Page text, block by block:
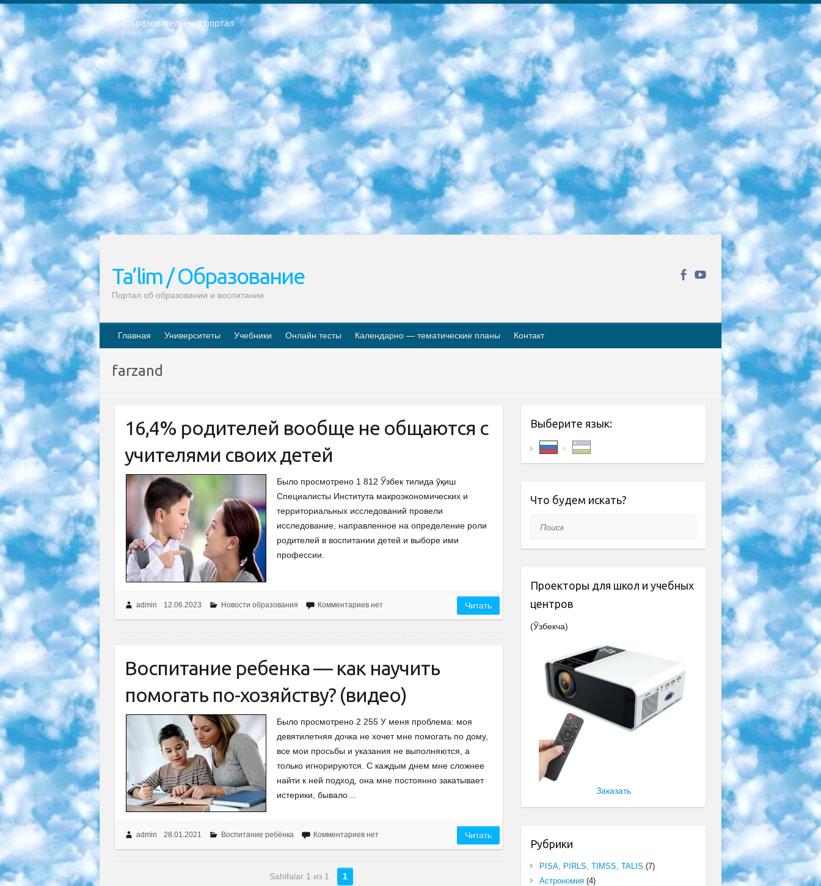
Образовательный портал
РЕСПУБЛИКА УЗБЕКИСТАН МИНИСТРЕРСТВО ДОШКОЛЬНОГО И ШКОЛЬНОГО ОБРАЗОВАНИЯ КОМАНДА в общеобразовательных учреждениях в 2023-2024 учебном году организация и проведение итоговой государственной аттестации обучающихся о Министра дошкольного и школьного образования Республики Узбекистан от 4 марта 2008 года (постановлением Минюста от 20 марта 2008 года № 1778 государственной регистрации) «Итоговое состояние учащихся общего среднего образования на основании положения об утверждении положения об аттестации общего среднего образования выпускной экзамен студентов в образовательных учреждениях в 2023-2024 учебном году В целях организации и прохождения аттестации приказываю: 1. Следующее: перечень предметов, по которым будет проводиться итоговая государственная аттестация и экзамен формы перевода согласно приложению 1; сертификаты международного образца, оценивающие уровень владения иностранными языками перечень согласно приложению 2; 2. Педагогический при специализированных образовательных учреждениях. научно-практический центр квалификации и международной оценки (Д.Давидова) 2024 г. До 25 марта: задания по предметам, по которым будет проводиться итоговая аттестация разработка и утверждение технических условий; итоговая аттестация на основании разработанного предметного задания разработка вопросов по предметам (устно и письменно), экзамен передача; общеобразовательные средние школы и специальные учебные заведения учащиеся выпускных классов школ и интернатов в агентской системе подготовка базы данных экзаменационных материалов и критериев оценки; перевод базы экзаменационных материалов на все языки обучения подать в Республиканский образовательный центр для изготовления; варианты экзаменов на основе разработанных контрольных материалов пусть будут поставлены задачи формирования. 3. Республиканский образовательный центр (Ш.Худайкулов) до 5 апреля 2024 года. до: база данных предоставленных экзаменационных материалов на все языки обучения перевод и экспертиза; для слепых, слабовидящих, глухих, слабослышащих и умственно отсталых детей учащиеся выпускных классов специализированных школ и школ-интернатов база данных экзаменационных материалов на всех преподаваемых языках подготовка критериев оценки; специализированные школы для умственно отсталых детей и технологии для учащихся выпускных классов школ-интернатов разработка соответствующих рекомендаций и критериев проведения ЕГЭ по естествознанию давать задания. 4. Педагогический при специализированных образовательных учреждениях. Научно-практический центр навыков и международной оценки (Д.Давидова), Республика образовательный центр (Худайкулов Ш.) итоговый государственный аттестационный экзамен ориентирован на творческое и логическое мышление при подготовке базы материалов учитывать введение заданий. 5. Следует отметить, что: сертификат государственного образца о знании общеобразовательного предмета и как минимум национальный уровень B1 по предметам на иностранных языках, указанным в Приложении 2. или международно признанный сертификат эквивалентного уровня студенты, изучающие определенный предмет, освобождаются от экзамена; по соответствующим предметам запланирована итоговая государственная аттестация за день до дня, путем жеребьевки Рабочей группой (в письменной форме по предметам, проводимым в форме) из числа сформированных вариантов выбрано 2 варианта; 2 выбранных варианта экзамена анонсированы на официальном сайте министерства и все выпускники по всей стране на основе этих вариантов проводит итоговую государственную аттестацию. 6. Государственное образование учащихся средних общеобразовательных учреждений. знания в соответствии с квалификационными требованиями, которые необходимо приобрести на основании стандартов итоговый (выпускной) контроль для 9 и 11 классов в целях тестирования Экзамены (далее – экзамены) состоят из предметов, перечисленных в приложении 1. будет сделано. 7. Экзамены пройдут с 26 мая по 15 июня 2024 г. (кроме науки физического воспитания). 8. Физическая для учащихся 9 классов общесредних образовательных учреждений. Экзамены по предмету «Образование, квалификация медицина» 1-6 мая 2024 года. сотрудники перевести под присмотр (с отклонениями в физическом или умственном развитии) специализированная школа для детей, школы-интернаты и со сколиозом школы-интернаты санаторного типа для больных детей исключены). 9. Он был слепым, слабовидящим и имел нарушения опорно-двигательного аппарата. экзамены в специализированных школах и интернатах для детей должны проводиться исходя из требований, предъявляемых к общеобразовательным учреждениям (физкультура кроме науки). 10. Специализированная школа для глухих и слабослышащих детей. и экзамены в интернатах и быть реализован в виде письменного теста по математике. 11. Специальность для умственно отсталых детей. Для 9 класса Родной язык и литературное письмо Государственный язык (язык обучения – узбекский). для неклассов) написано Математическое письмо Письменная/устная история Узбекистана Физическое воспитание практично Итоговый контроль Для 11 класса Написание родного языка и литературы (эссе) Математическое письмо Узбекский язык (обучение на узбекском языке) не посещающее общее среднее образование для учреждений)/Образовательное учреждение выбор письменный и устный Иностранный язык письменный/устный Письменная/устная история Узбекистана *По выбору студента:  Химия  Физика  Основы государственного права  География 10 бесплатных образовательных ресурсов - Мы составили подборку онлайн-проектов с интерактивными упражнениями, видеолекциями и статьями. Они помогут вам обрести новые и освежить старые знания бесплатно. 1. «ИНТУИТ» Старейшая образовательная площадка Рунета. Здесь вы найдёте сотни текстовых и видеокурсов на десятки различных тем — от программирования до психологии. Многие курсы подготовлены российскими университетами и крупными международными компаниями вроде Intel и Microsoft. Самостоятельное обучение бесплатное, но желающие могут оплатить услуги персональных наставников. 2. «Смартия» знакомит с актуальными профессиями и подсказывает, как им обучаться. Выбрав заинтересовавшую вас специальность — SMM-специалист, фотограф, веб-дизайнер или другую, — увидите список необходимых для неё умений. Чтобы вы могли освоить их самостоятельно, для каждого умения площадка отображает подборку ссылок на учебные материалы. Хотя «Смартия» ориентируется на русскоязычную аудиторию, часть контента всё же доступна только на английском. 3. «Лекторий Физтеха» Проект Московского физико-технического института (Физтеха). С его помощью вы можете смотреть онлайн серии лекций, записанные на видео в этом вузе. В числе доступных предметов — физика, биология, химия, информационные технологии и другие. К некоторым лекциям администрация ресурса прилагает готовые конспекты, которые можно скачивать в PDF-формате. 4. ITMOcourses Онлайн-площадка Санкт-Петербургского национального исследовательского университета информационных технологий, механики и оптики (ИТМО). Ресурс предоставляет свободный доступ к курсам, разработанным в этом вузе. Каталог материалов разбит на четыре категории: «Оптические системы и технологии», «Приборостроение и робототехника», «Информационные технологии» и «Биотехнологии». Курсы состоят из видеолекций, интерактивных демонстраций и заданий. 5. «КиберЛенинка» Электронная научная библиотека открытого доступа. Каталог площадки регулярно обрастает текстами статей из различных научных изданий. Сгруппированные по журналам и рубрикам публикации можно читать онлайн или скачивать целиком в PDF-формате. Проект нацелен на популяризацию науки за счёт открытого доступа к качественной информации. 6. «ПостНаука» На этом ресурсе публикуют подборки видеолекций, составленные экспертами из разных отраслей и объединённые общими темами. Среди них, к примеру, есть серии «Биоинформатика и геномика», «Культура средневековой Скандинавии» и Cinema Studies о теории кино. Каждая подборка лекций — логически связанная история, рассказанная экспертом от первого лица. Кроме того, на сайте появляются научно-образовательные статьи и тесты на разные темы. 7. «Newочём» Команда проекта «Newочём» отбирает самые интересные тексты из англоязычных СМИ и переводит те из них, за которые голосуют участники сообщества «ВКонтакте». По большей части это научно-популярные статьи. Редакторы придумывают лишь заголовки, в остальном содержание переводов соответствует оригиналам. Полные тексты можно читать прямо в социальной сети. 8. InternetUrok Онлайн-база материалов по основным дисциплинам школьной программы. Информация на сайте структурирована по классам, предметам и темам (урокам). Каждый урок состоит из видеолекций и конспектов. Есть также интерактивные тренажёры и тесты для закрепления пройденного материала. Даже если вы давно окончили школу, возможность повторить программу старших классов всегда может пригодиться. 9. Edutainme Ещё один ресурс об образовании. В отличие от Newtonew, как мне кажется, Edutainme больше ориентируется на представителей индустрии: педагогов, предпринимателей, разработчиков образовательных проектов. Но и любой, кто просто стремится к саморазвитию, найдёт на сайте много полезного и интересного для себя. Например, информацию о новых курсах и образовательных сервисах. 10. Newtonew Онлайн-медиа об образовании и обучении в широком смысле. Авторы Newtonew пишут об инструментах, заведениях, тактиках и стратегиях, которые помогают учить других и получать новые знания самостоятельно. На этой площадке вы найдёте новости, обзоры, аналитические мат
Ta’lim / Образование
Портал об образовании и воспитании
Главная Университеты Учебники Онлайн тесты Календарно — тематические планы Контакт
farzand
16,4% родителей вообще не общаются с
учителями своих детей
Было просмотрено 1 812 Ўзбек тилида ўқиш
Специалисты Института макроэкономических и
территориальных исследований провели
исследование, направленное на определение роли
родителей в воспитании детей и выборе ими
профессии.
admin 12.06.2023 Новости образования Комментариев нет Читать
Воспитание ребенка — как научить
помогать по-хозяйству? (видео)
Было просмотрено 2 255 У меня проблема: моя
девятилетняя дочка не хочет мне помогать по дому,
все мои просьбы и указания не выполняются, а
только игнорируются. С каждым днем мне сложнее
найти к ней подход, она мне постоянно закатывает
истерики, бывало…
admin 28.01.2021 Воспитание ребёнка Комментариев нет Читать
Sahifalar 1 из 1 1
Выберите язык:
Что будем искать?
Поиск
Проекторы для школ и учебных
центров
(Ўзбекча)
Заказать
Рубрики
PISA, PIRLS, TIMSS, TALIS (7)
Астрономия(4)